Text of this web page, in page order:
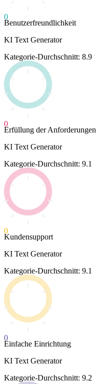
0
Benutzerfreundlichkeit
KI Text Generator
Kategorie-Durchschnitt: 8.9
0
Erfüllung der Anforderungen
KI Text Generator
Kategorie-Durchschnitt: 9.1
0
Kundensupport
KI Text Generator
Kategorie-Durchschnitt: 9.1
0
Einfache Einrichtung
KI Text Generator
Kategorie-Durchschnitt: 9.2